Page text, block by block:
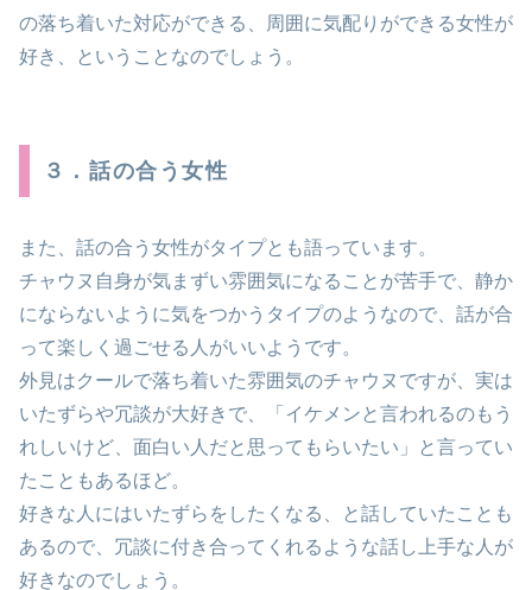
の落ち着いた対応ができる、周囲に気配りができる女性が
好き、ということなのでしょう。
３．話の合う女性
また、話の合う女性がタイプとも語っています。
チャウヌ自身が気まずい雰囲気になることが苦手で、静か
にならないように気をつかうタイプのようなので、話が合
って楽しく過ごせる人がいいようです。
外見はクールで落ち着いた雰囲気のチャウヌですが、実は
いたずらや冗談が大好きで、「イケメンと言われるのもう
れしいけど、面白い人だと思ってもらいたい」と言ってい
たこともあるほど。
好きな人にはいたずらをしたくなる、と話していたことも
あるので、冗談に付き合ってくれるような話し上手な人が
好きなのでしょう。